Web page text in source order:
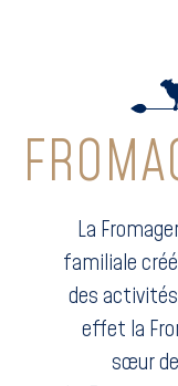
La
familiale
des
effet la
sœur